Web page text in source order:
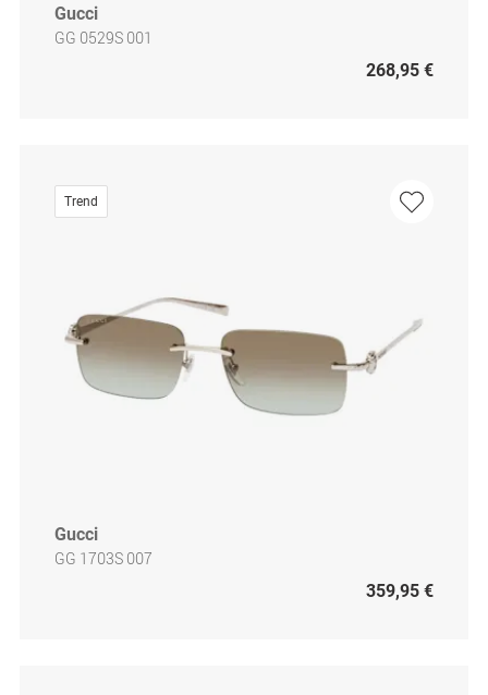
Gucci
GG 0529S 001
268,95 €
Trend
Gucci
GG 1703S 007
359,95 €